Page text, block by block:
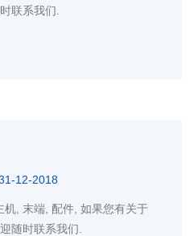
联系我们.
12-2018
, 末端, 配件, 如果您有关于
随时联系我们.